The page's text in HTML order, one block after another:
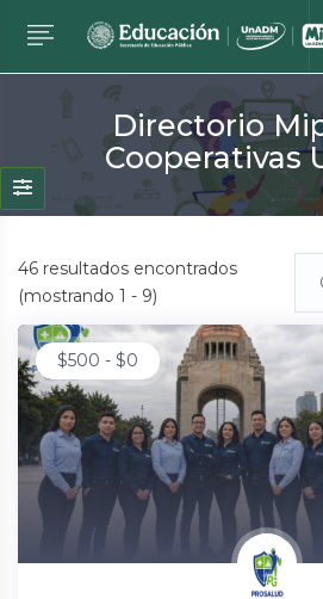
Directorio
Cooperativas
46 resultados encontrados
(mostrando 1 - 9)
$500 - $0